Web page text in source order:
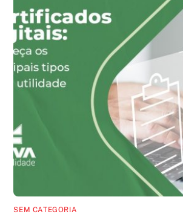
SEM CATEGORIA